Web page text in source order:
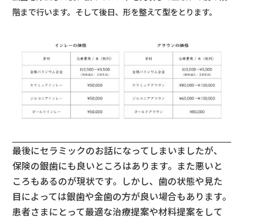
階まで行います。そして後日、形を整えて型をとります。
最後にセラミックのお話になってしまいましたが、
保険の銀歯にも良いところはあります。また悪いと
ころもあるのが現状です。しかし、歯の状態や見た
目によっては銀歯や金歯の方が良い場合もあります。
患者さまにとって最適な治療提案や材料提案をして